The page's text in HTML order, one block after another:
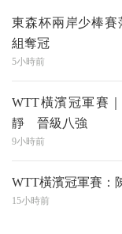
東森杯兩岸少棒
組奪冠
5小時前
WTT橫濱冠軍賽
靜 晉級八強
9小時前
WTT橫濱冠軍賽：
15小時前